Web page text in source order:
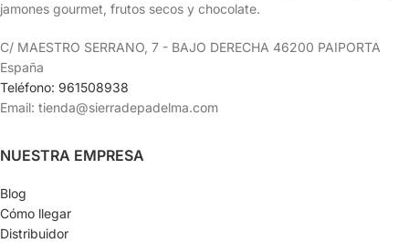
jamones gourmet, frutos secos y chocolate.
C/ MAESTRO SERRANO, 7 - BAJO DERECHA 46200 PAIPORTA
España
Teléfono: 961508938
Email: tienda@sierradepadelma.com
NUESTRA EMPRESA
Blog
Cómo llegar
Distribuidor